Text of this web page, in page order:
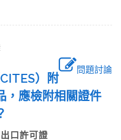
問題討論
）附
，應檢附相關證件
口許可證